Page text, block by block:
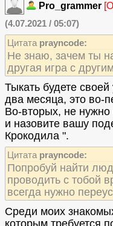
Pro_grammer
(4.07.2021 / 05:07)
Цитата prayncode:
Не знаю, зачем ты
другая игра с
Тыкать будете своей
два месяца, это во-
Во-вторых, не нужно
и назовите вашу
Крокодила ".
Цитата prayncode:
Попробуй найти
проводить с тобой
всегда нужно
Среди моих
которым требуется